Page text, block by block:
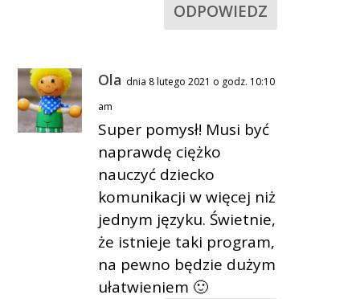
ODPOWIEDZ
Ola dnia 8 lutego 2021 o godz. 10:10
am
Super pomysł! Musi być
naprawdę ciężko
nauczyć dziecko
komunikacji w więcej niż
jednym języku. Świetnie,
że istnieje taki program,
na pewno będzie dużym
ułatwieniem 🙂